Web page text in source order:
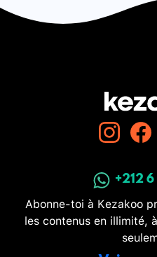
+212
Abonne-toi à Kezakoo
les contenus en illimité,